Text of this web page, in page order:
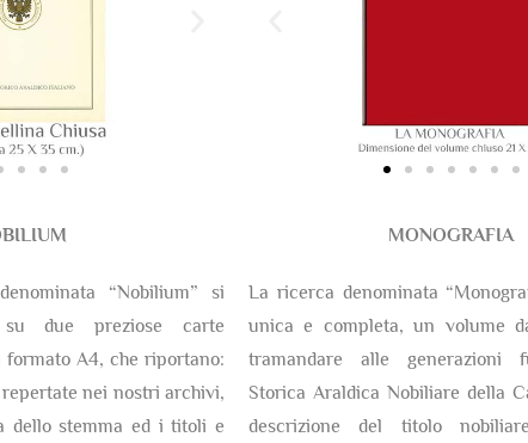
“Nobilium” si
su due preziose carte
A4, che riportano:
nei nostri archivi,
dello stemma ed i titoli e
MONOGRAFIA
La ricerca denominata
unica e completa, un volume
tramandare alle generazioni
Storica Araldica Nobiliare della
descrizione del titolo